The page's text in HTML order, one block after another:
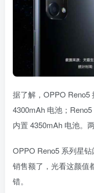
据了解，OPPO Reno5
4300mAh 电池；
内置 4350mAh 电池。
OPPO Reno5 系列星
销售额了，光看这颜值
错。